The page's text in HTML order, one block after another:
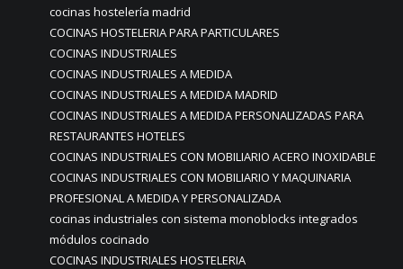
cocinas hostelería madrid
COCINAS HOSTELERIA PARA PARTICULARES
COCINAS INDUSTRIALES
COCINAS INDUSTRIALES A MEDIDA
COCINAS INDUSTRIALES A MEDIDA MADRID
COCINAS INDUSTRIALES A MEDIDA PERSONALIZADAS PARA
RESTAURANTES HOTELES
COCINAS INDUSTRIALES CON MOBILIARIO ACERO INOXIDABLE
COCINAS INDUSTRIALES CON MOBILIARIO Y MAQUINARIA
PROFESIONAL A MEDIDA Y PERSONALIZADA
cocinas industriales con sistema monoblocks integrados
módulos cocinado
COCINAS INDUSTRIALES HOSTELERIA